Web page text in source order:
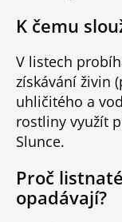
K čemu
V listech
získávání živin
uhličitého a
rostliny využít
Slunce.
Proč
opadávají?